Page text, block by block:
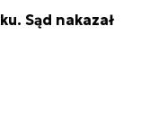
Sąd nakazał